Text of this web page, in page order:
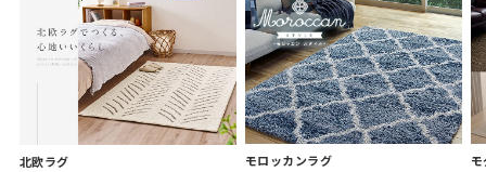
北欧ラグ モロッカンラグ